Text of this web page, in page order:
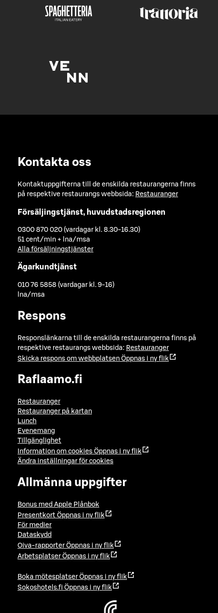
Kontakta oss
Kontaktuppgifterna till de enskilda restaurangerna finns
på respektive restaurangs webbsida: Restauranger
Försäljingstjänst, huvudstadsregionen
0300 870 020 (vardagar kl. 8.30-16.30)
51 cent/min + lna/msa
Alla försäljningstjänster
Ägarkundtjänst
010 76 5858 (vardagar kl. 9-16)
lna/msa
Respons
Responslänkarna till de enskilda restaurangerna finns på
respektive restaurangs webbsida: Restauranger
Skicka respons om webbplatsen Öppnas i ny flik
Raflaamo.fi
Restauranger
Restauranger på kartan
Lunch
Evenemang
Tillgänglighet
Information om cookies Öppnas i ny flik
Ändra inställningar för cookies
Allmänna uppgifter
Bonus med Apple Plånbok
Presentkort Öppnas i ny flik
För medier
Dataskydd
Oiva-rapporter Öppnas i ny flik
Arbetsplatser Öppnas i ny flik
Boka mötesplatser Öppnas i ny flik
Sokoshotels.fi Öppnas i ny flik